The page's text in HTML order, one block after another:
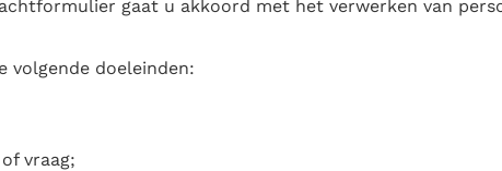
gaat u akkoord met het verwerken van
volgende doeleinden:
vraag;